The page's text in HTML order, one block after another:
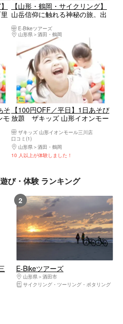
【山形・鶴岡・サイクリング】
山岳信仰に触れる神秘の旅。出
E-Bikeツアーズ
山形県
酒田・鶴岡
そ
モ
【100円OFF／平日】1日あそび
放題 ザキッズ 山形イオンモー
ザキッズ 山形イオンモール三川店
口コミ(1)
山形県
酒田・鶴岡
10 人以上が体験しました！
び・体験 ランキング
2
E-Bikeツアーズ
山形県
酒田市
サイクリング・ツーリング・ポタリング